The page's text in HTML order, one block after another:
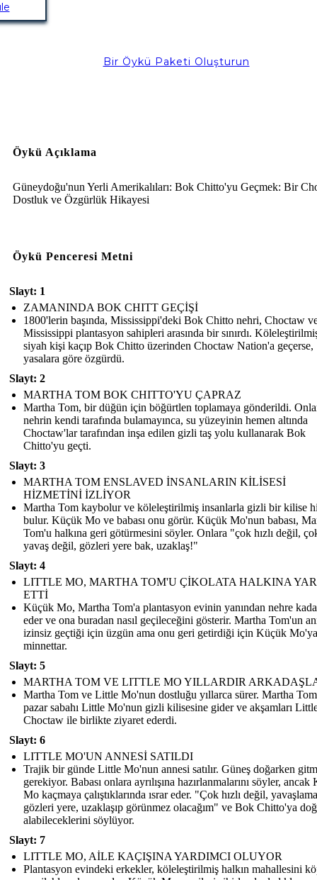
Bir Öykü Paketi Oluşturun
Öykü Açıklama
Güneydoğu'nun Yerli Amerikalıları: Bok Chitto'yu Geçmek: Bir
Dostluk ve Özgürlük Hikayesi
Öykü Penceresi Metni
Slayt: 1
ZAMANINDA BOK CHITT GEÇİŞİ
1800'lerin başında, Mississippi'deki Bok Chitto nehri, Choctaw
Mississippi plantasyon sahipleri arasında bir sınırdı.
siyah kişi kaçıp Bok Chitto üzerinden Choctaw Nation'a geçerse,
yasalara göre özgürdü.
Slayt: 2
MARTHA TOM BOK CHITTO'YU ÇAPRAZ
Martha Tom, bir düğün için böğürtlen toplamaya gönderildi.
nehrin kendi tarafında bulamayınca, su yüzeyinin hemen altında
Choctaw'lar tarafından inşa edilen gizli taş yolu kullanarak Bok
Chitto'yu geçti.
Slayt: 3
MARTHA TOM ENSLAVED İNSANLARIN KİLİSESİ
HİZMETİNİ İZLİYOR
Martha Tom kaybolur ve köleleştirilmiş insanlarla gizli bir kilise
bulur. Küçük Mo ve babası onu görür. Küçük Mo'nun babası,
Tom'u halkına geri götürmesini söyler. Onlara "çok hızlı değil,
yavaş değil, gözleri yere bak, uzaklaş!"
Slayt: 4
LITTLE MO, MARTHA TOM'U ÇİKOLATA HALKINA
ETTİ
Küçük Mo, Martha Tom'a plantasyon evinin yanından nehre
eder ve ona buradan nasıl geçileceğini gösterir. Martha Tom'un
izinsiz geçtiği için üzgün ama onu geri getirdiği için Küçük Mo'ya
minnettar.
Slayt: 5
MARTHA TOM VE LITTLE MO YILLARDIR
Martha Tom ve Little Mo'nun dostluğu yıllarca sürer. Martha
pazar sabahı Little Mo'nun gizli kilisesine gider ve akşamları
Choctaw ile birlikte ziyaret ederdi.
Slayt: 6
LITTLE MO'UN ANNESİ SATILDI
Trajik bir günde Little Mo'nun annesi satılır. Güneş doğarken
gerekiyor. Babası onlara ayrılışına hazırlanmalarını söyler, ancak
Mo kaçmaya çalıştıklarında ısrar eder. "Çok hızlı değil,
gözleri yere, uzaklaşıp görünmez olacağım" ve Bok Chitto'ya
alabileceklerini söylüyor.
Slayt: 7
LITTLE MO, AİLE KAÇIŞINA YARDIMCI OLUYOR
Plantasyon evindeki erkekler, köleleştirilmiş halkın mahallesini